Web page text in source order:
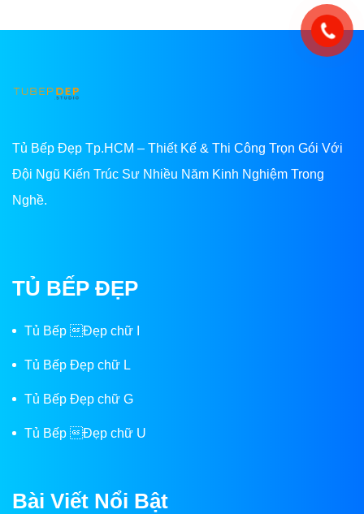
Tủ Bếp Đẹp Tp.HCM – Thiết Kế & Thi Công Trọn Gói Với
Đội Ngũ Kiến Trúc Sư Nhiều Năm Kinh Nghiệm Trong
Nghề.
TỦ BẾP ĐẸP
Tủ Bếp Đẹp chữ I
Tủ Bếp Đẹp chữ L
Tủ Bếp Đẹp chữ G
Tủ Bếp Đẹp chữ U
Bài Viết Nổi Bật